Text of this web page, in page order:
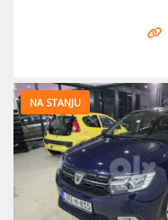
NA STANJU